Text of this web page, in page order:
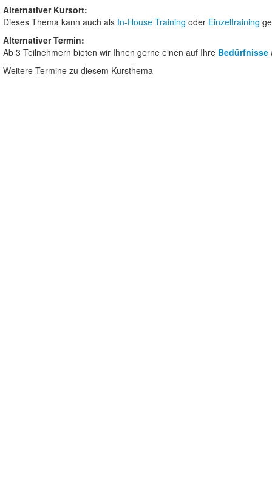
Alternativer Kursort:
Dieses Thema kann auch als In-House Training oder Einzeltraining
Alternativer Termin:
Ab 3 Teilnehmern bieten wir Ihnen gerne einen auf Ihre Bedürfnisse
Weitere Termine zu diesem Kursthema